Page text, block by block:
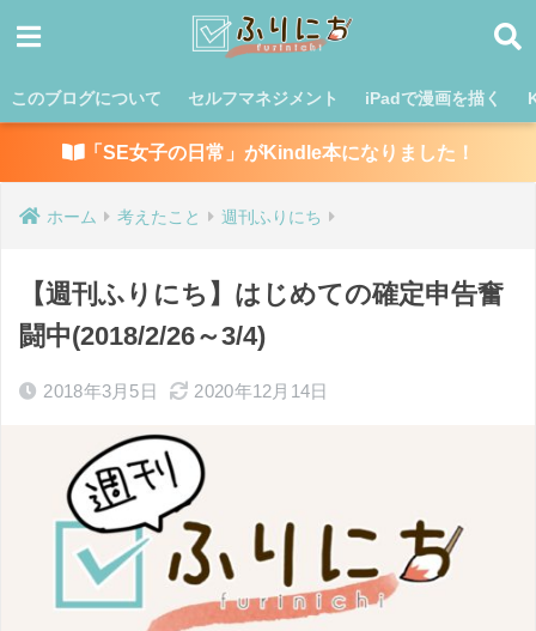
このブログについて セルフマネジメント iPadで漫画を描く
「SE女子の日常」がKindle本になりました！
ホーム 考えたこと 週刊ふりにち
【週刊ふりにち】はじめての確定申告奮
闘中(2018/2/26～3/4)
2018年3月5日 2020年12月14日